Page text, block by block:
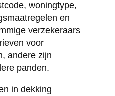
woningtype,
en
verzekeraars
voor
andere zijn
panden.
in dekking